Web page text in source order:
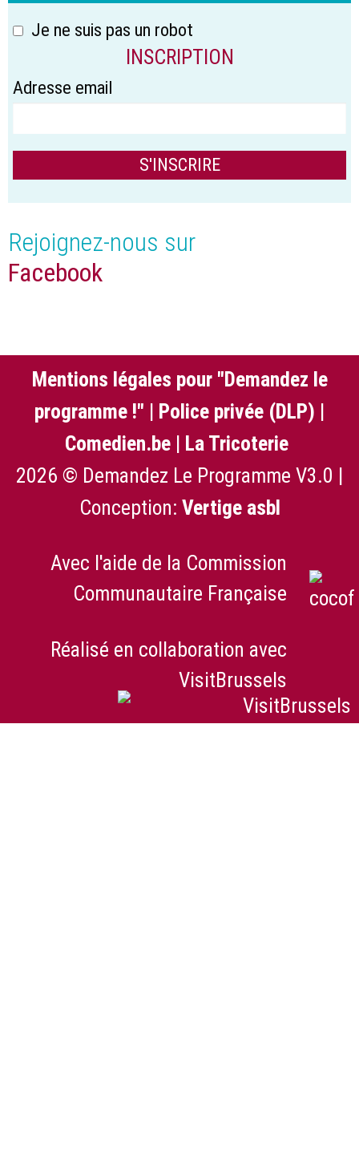
Je ne suis pas un robot
INSCRIPTION
Adresse email
Rejoignez-nous sur
Facebook
Mentions légales pour "Demandez le
programme !" | Police privée (DLP) |
Comedien.be | La Tricoterie
2026 © Demandez Le Programme V3.0 |
Conception: Vertige asbl
Avec l'aide de la Commission
Communautaire Française
Réalisé en collaboration avec
VisitBrussels